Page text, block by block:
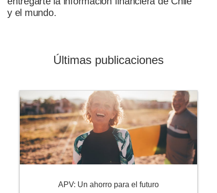
y el mundo.
Últimas publicaciones
APV: Un ahorro para el futuro